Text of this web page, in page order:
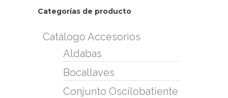
Categorías de producto
Catálogo Accesorios
Aldabas
Bocallaves
Conjunto Oscilobatiente